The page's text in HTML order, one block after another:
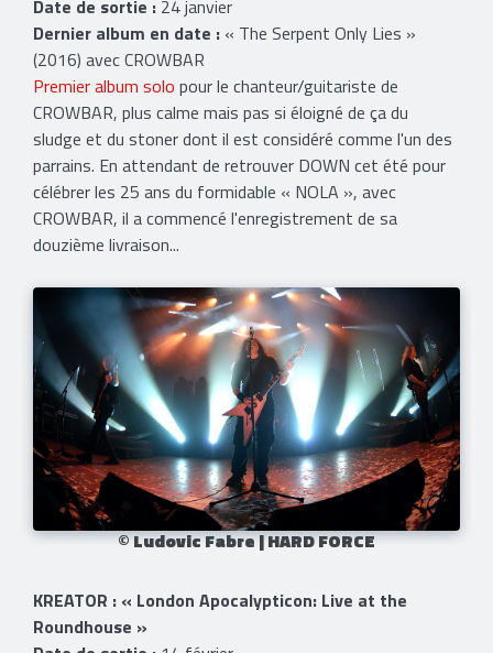
Date de sortie : 24 janvier
Dernier album en date : « The Serpent Only Lies »
(2016) avec CROWBAR
Premier album solo pour le chanteur/guitariste de
CROWBAR, plus calme mais pas si éloigné de ça du
sludge et du stoner dont il est considéré comme l'un des
parrains. En attendant de retrouver DOWN cet été pour
célébrer les 25 ans du formidable « NOLA », avec
CROWBAR, il a commencé l'enregistrement de sa
douzième livraison...
© Ludovic Fabre | HARD FORCE
KREATOR : « London Apocalypticon: Live at the
Roundhouse »